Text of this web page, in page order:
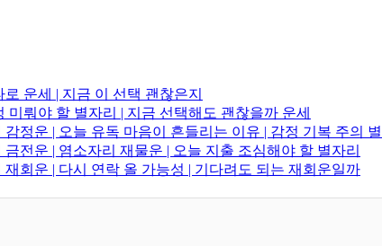
운세 | 지금 이 선택 괜찮은지
미뤄야 할 별자리 | 지금 선택해도 괜찮을까 운세
정운 | 오늘 유독 마음이 흔들리는 이유 | 감정 기복 주의 별
전운 | 염소자리 재물운 | 오늘 지출 조심해야 할 별자리
회운 | 다시 연락 올 가능성 | 기다려도 되는 재회운일까